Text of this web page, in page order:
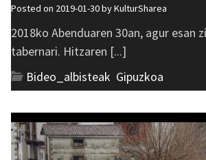
Posted on 2019-01-30 byKulturSharea
2018ko Abenduaren 30an, agur esan
tabernari. Hitzaren [...]
Bideo_albisteak Gipuzkoa